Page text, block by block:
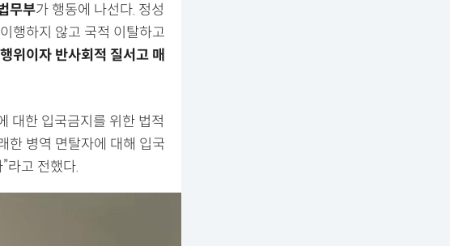
무부가 행동에 나선다. 정성
행하지 않고 국적 이탈하고
위이자 반사회적 질서고 매
대한 입국금지를 위한 법적
한 병역 면탈자에 대해 입국
라고 전했다.